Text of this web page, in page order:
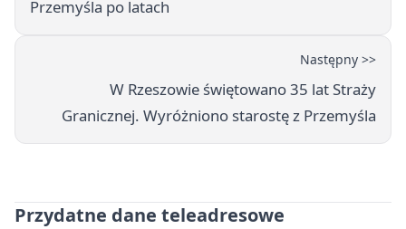
Przemyśla po latach
Następny >>
W Rzeszowie świętowano 35 lat Straży
Granicznej. Wyróżniono starostę z Przemyśla
Przydatne dane teleadresowe